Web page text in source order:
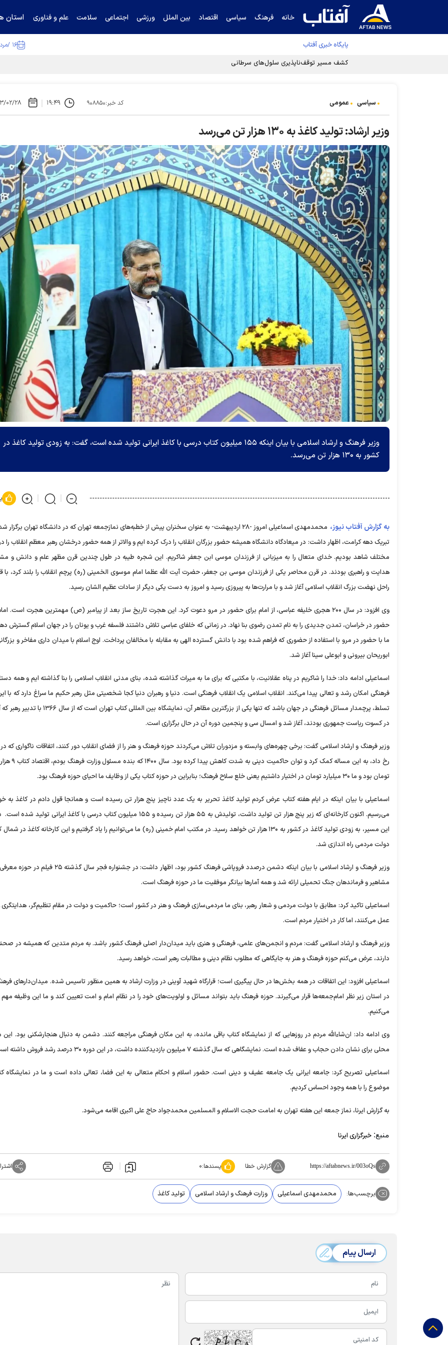
خانه فرهنگ سیاسی اقتصاد بین الملل ورزشی اجتماعی سلامت علم و فناوری استان
پایگاه خبری آفتاب ۱۶ /مرداد /۱۴۰۵
سیاسی عمومی کد خبر:۹۰۸۸۵۰ ۱۹:۴۹ ۱۴۰۳/
وزیر ارشاد: تولید کاغذ به ۱۳۰ هزار تن می‌رسد
وزیر فرهنگ و ارشاد اسلامی با بیان اینکه ۱۵۵ میلیون کتاب درسی با کاغذ ایرانی تولید شده است، گفت: به زودی تولید کاغذ در
کشور به ۱۳۰ هزار تن می‌رسد.
به گزارش آفتاب نیوز،
محمدمهدی اسماعیلی امروز -۲۸ اردیبهشت- به عنوان سخنران پیش از خطبه‌های نمازجمعه تهران که در دانشگاه تهران
تبریک دهه کرامت، اظهار داشت: در میعادگاه دانشگاه همیشه حضور بزرگان انقلاب را درک کرده ایم و والاتر از همه حضور درخشان رهبر معظم انقلاب را
مختلف شاهد بودیم. خدای متعال را به میزبانی از فرزندان موسی ابن جعفر شاکریم. این شجره طیبه در طول چندین قرن مظهر علم و دانش و
هدایت و راهبری بودند. در قرن محاصر یکی از فرزندان موسی بن جعفر، حضرت آیت الله عظما امام موسوی الخمینی (ره) پرچم انقلاب را بلند کرد، با
راحل نهضت بزرگ انقلاب اسلامی آغاز شد و با مرارت‌ها به پیروزی رسید و امروز به دست یکی دیگر از سادات عظیم الشان رسید.
وی افزود: در سال ۲۰۰ هجری خلیفه عباسی، از امام برای حضور در مرو دعوت کرد. این هجرت تاریخ ساز بعد از پیامبر (ص) مهمترین هجرت است.
حضور در خراسان، تمدن جدیدی را به نام تمدن رضوی بنا نهاد. در زمانی که خلفای عباسی تلاش داشتند فلسفه غرب و یونان را در جهان اسلام گسترش
ما با حضور در مرو با استفاده از حضوری که فراهم شده بود با دانش گسترده الهی به مقابله با مخالفان پرداخت. اوج اسلام با میدان داری مفاخر و
ابوریحان بیرونی و ابوعلی سینا آغاز شد.
اسماعیلی ادامه داد: خدا را شاکریم در پناه عقلانیت، با مکتبی که برای ما به میراث گذاشته شده، بنای مدنی انقلاب اسلامی را بنا گذاشته ایم و همه
فرهنگی امکان رشد و تعالی پیدا می‌کند. انقلاب اسلامی یک انقلاب فرهنگی است. دنیا و رهبران دنیا کجا شخصیتی مثل رهبر حکیم ما سراغ دارد که با
تسلط، پرچمدار مسائل فرهنگی در جهان باشد که تنها یکی از بزرگترین مظاهر آن، نمایشگاه بین المللی
در کسوت ریاست جمهوری بودند، آغاز شد و امسال سی و پنجمین دوره آن در حال برگزاری است.
رخ داد، به این مساله کمک کرد و توان حاکمیت
تومان بود و ما ۳۰ میلیارد تومان در اختیار داشتیم یعنی خلع سلاح فرهنگ؛ بنابراین در حوزه کتاب یکی از وظایف ما احیای حوزه فرهنگ بود.
اسماعیلی با بیان اینکه در ایام هفته کتاب عرض کردم تولید کاغذ تحریر به یک عدد ناچیز پنج هزار تن رسیده است و همانجا قول دادم در کاغذ به
می‌رسیم. اکنون کارخانه‌ای که زیر پنج هزار تن تولید داشت، تولیدش به ۵۵ هزار تن رسیده و ۱۵۵ میلیون کتاب درسی با کاغذ ایرانی
این مسیر، به زودی تولید کاغذ در کشور به ۱۳۰ هزار تن خواهد رسید. در مکتب امام خمینی (ره) ما می‌توانیم را یاد گرفتیم و این کارخانه کاغذ در
دولت مردمی راه اندازی شد.
وزیر فرهنگ و ارشاد اسلامی با بیان اینکه دشمن درصدد فروپاشی فرهنگ کشور بود، اظهار داشت: در جشنواره
مشاهیر و فرماندهان جنگ تحمیلی ارائه شد و همه آمار‌ها بیانگر موفقیت ما در حوزه فرهنگ است.
اسماعیلی تاکید کرد: مطابق با دولت مردمی و شعار رهبر، بنای ما مردمی‌سازی فرهنگ و هنر در کشور است؛ حاکمیت و دولت در مقام تنظیم‌گر، هدایتگری
عمل می‌کنند، اما کار در اختیار مردم است.
وزیر فرهنگ و ارشاد اسلامی گفت: مردم و انجمن‌های علمی، فرهنگی و هنری باید میدان‌دار اصلی فرهنگ کشور باشد. به مردم متدین که همیشه در
دارند، عرض می‌کنم حوزه فرهنگ و هنر به جایگاهی که مطلوب نظام دینی و مطالبات رهبر است، خواهد رسید.
اسماعیلی افزود: این اتفاقات در همه بخش‌ها در حال پیگیری است؛ قرارگاه شهید آوینی در وزارت ارشاد به همین منظور تاسیس شده. میدان‌دار‌های
در استان زیر نظر امام‌جمعه‌ها قرار می‌گیرند. حوزه فرهنگ باید بتواند مسائل و اولویت‌های خود را در نظام امام و امت تعیین کند و ما این وظیفه مهم
می‌کنیم.
وی ادامه داد: ان‌شاءالله مردم در روز‌هایی که از نمایشگاه کتاب باقی مانده، به این مکان فرهنگی مراجعه کنند. دشمن به دنبال هنجارشکنی بود. این
محلی برای نشان دادن حجاب و عفاف شده است. نمایشگاهی که سال گذشته ۷ میلیون بازدیدکننده داشت، در این دوره ۳۰ درصد رشد فروش داشته است.
اسماعیلی تصریح کرد: جامعه ایرانی یک جامعه عفیف و دینی است. حضور اسلام و احکام متعالی به این فضا، تعالی داده است و ما در نمایشگاه
موضوع را با همه وجود احساس کردیم.
به گزارش ایرنا، نماز جمعه این هفته تهران به امامت حجت الاسلام و المسلمین محمدجواد حاج علی اکبری اقامه می‌شود.
منبع: خبرگزاری ایرنا
https://aftabnews.ir/003oQs گزارش خطا پسندها:۰
برچسب‌ها: محمدمهدی اسماعیلی وزارت فرهنگ و ارشاد اسلامی تولید کاغذ
ارسال پیام